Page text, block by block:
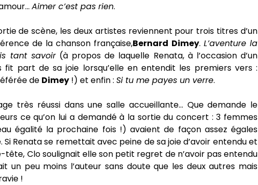
Aimer c’est pas rien.
de scène, les deux artistes reviennent pour trois titres d’un
de la chanson française,Bernard Dimey. L’aventure la
tant savoir(à propos de laquelle Renata, à l’occasion d’un
part de sa joie lorsqu’elle en entendit les premiers vers :
de Dimey !) et enfin : Si tu me payes un verre.
très réussi dans une salle accueillante… Que demande le
ce qu’on lui a demandé à la sortie du concert : 3 femmes
égalité la prochaine fois !) avaient de façon assez égales
Renata se remettait avec peine de sa joie d’avoir entendu et
tête, Clo soulignait elle son petit regret de n’avoir pas entendu
un peu moins l’auteur sans doute que les deux autres mais
!